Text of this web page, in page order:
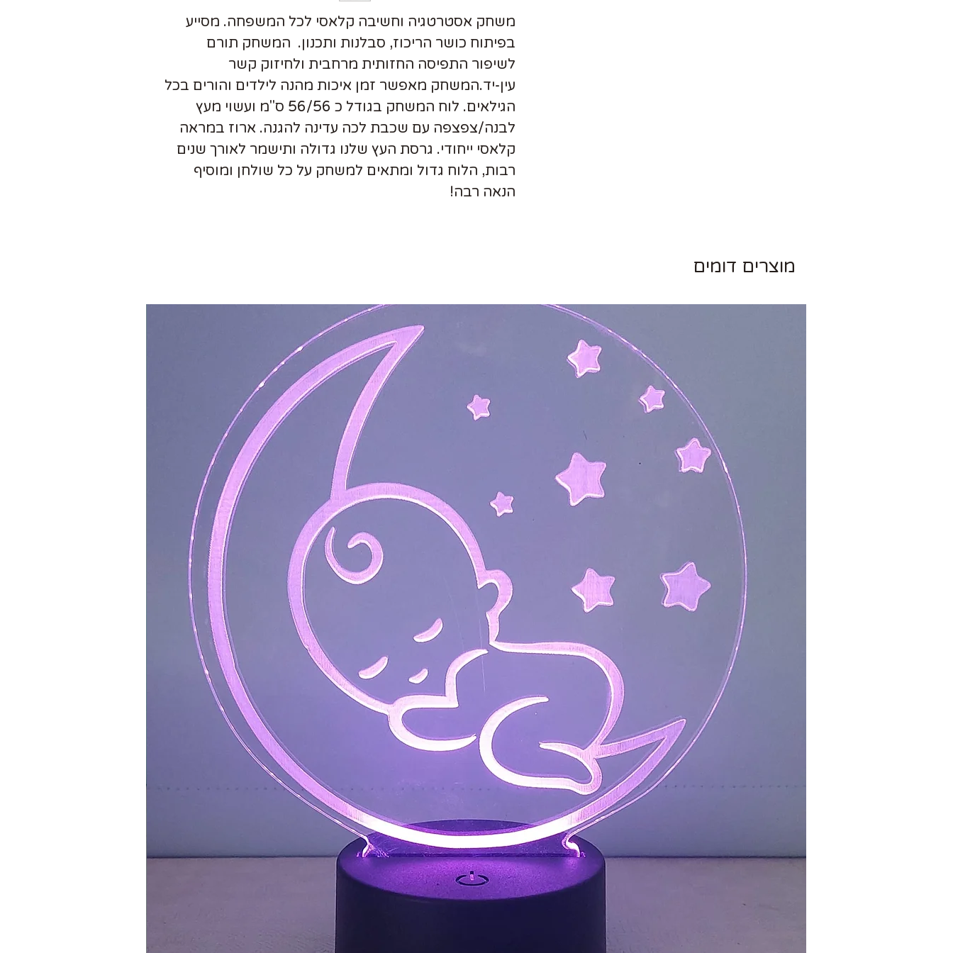
משחק אסטרטגיה וחשיבה קלאסי לכל המשפחה. מסייע
בפיתוח כושר הריכוז, סבלנות ותכנון. המשחק תורם
לשיפור התפיסה החזותית מרחבית ולחיזוק קשר
עין-יד.המשחק מאפשר זמן איכות מהנה לילדים והורים בכל
הגילאים.
לוח המשחק בגודל כ 56/56 ס"מ ועשוי מעץ
לבנה/צפצפה עם שכבת לכה עדינה להגנה. ארוז במראה
קלאסי ייחודי. גרסת העץ שלנו גדולה ותישמר לאורך שנים
רבות, הלוח גדול ומתאים למשחק על כל שולחן ומוסיף
הנאה רבה!
מוצרים דומים